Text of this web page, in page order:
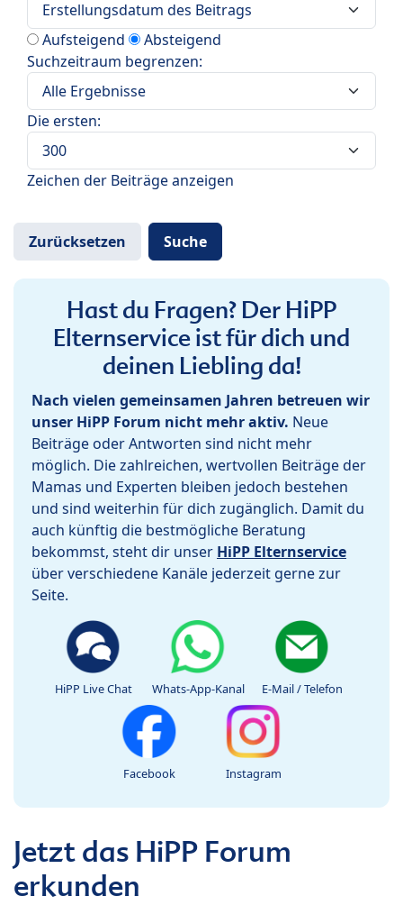
Aufsteigend
Absteigend
Suchzeitraum begrenzen:
Die ersten:
Zeichen der Beiträge anzeigen
Hast du Fragen? Der HiPP
Elternservice ist für dich und
deinen Liebling da!
Nach vielen gemeinsamen Jahren betreuen wir
unser HiPP Forum nicht mehr aktiv. Neue
Beiträge oder Antworten sind nicht mehr
möglich. Die zahlreichen, wertvollen Beiträge der
Mamas und Experten bleiben jedoch bestehen
und sind weiterhin für dich zugänglich. Damit du
auch künftig die bestmögliche Beratung
bekommst, steht dir unser HiPP Elternservice
über verschiedene Kanäle jederzeit gerne zur
Seite.
HiPP Live Chat Whats-App-Kanal E-Mail / Telefon
Facebook Instagram
Jetzt das HiPP Forum
erkunden